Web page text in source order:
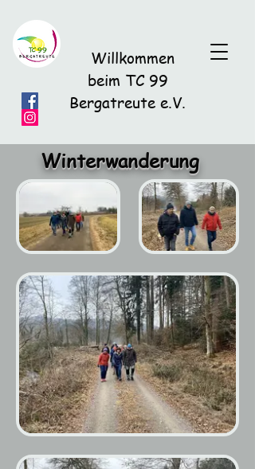
Willkommen
beim TC 99
Bergatreute e.V.
Winterwanderung